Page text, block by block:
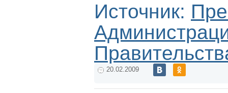
Источник:
20.02.2009